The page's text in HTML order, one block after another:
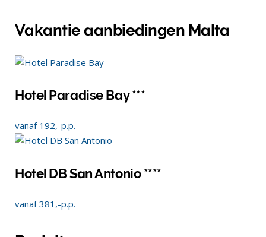
Vakantie aanbiedingen Malta
Hotel Paradise Bay ***
vanaf 192,-p.p.
Hotel DB San Antonio ****
vanaf381,-p.p.